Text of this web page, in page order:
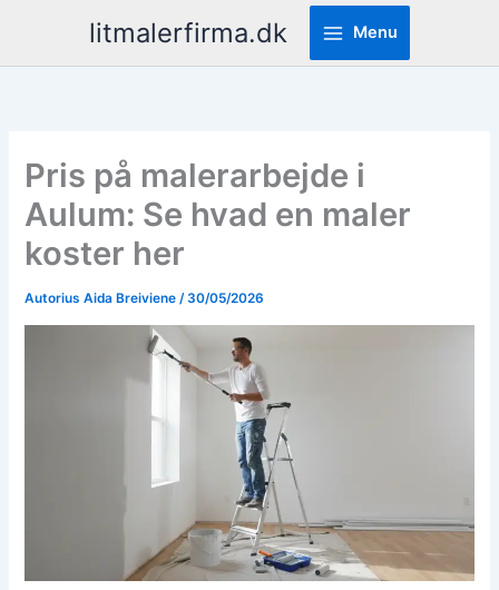
turinio
litmalerfirma.dk Menu
Pris på malerarbejde i
Aulum: Se hvad en maler
koster her
Autorius Aida Breiviene/30/05/2026